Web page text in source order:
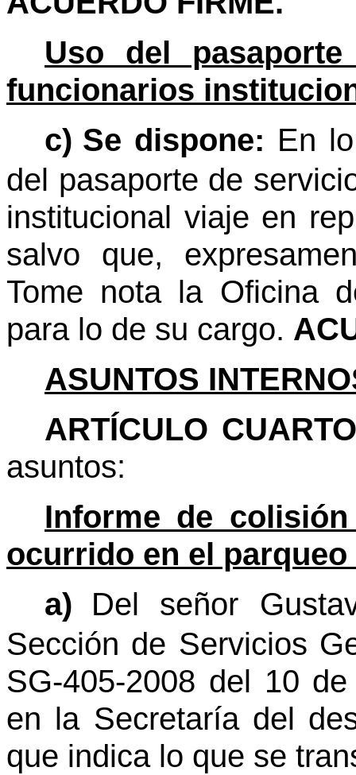
Uso del
funcionarios
c) Se dispone: En
del pasaporte de
institucional viaje en
salvo que,
Tome nota la Oficina
para lo de su cargo.
ASUNTOS
ARTÍCULO
asuntos:
Informe de
ocurrido en el
a)
Del señor
Sección de Servicios
SG-405-2008 del 10
en la Secretaría del
que indica lo que se